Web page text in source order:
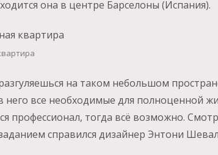
она в центре Барселоны (Испания).
на таком небольшом
него все необходимые для полноценной
профессионал, тогда всё возможно.
справился дизайнер Энтони